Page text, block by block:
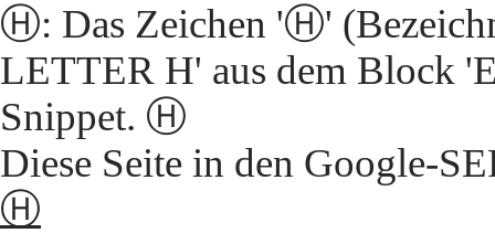
Ⓗ: Das Zeichen 'Ⓗ'
LETTER H' aus dem Block
Snippet. Ⓗ
Diese Seite in den Google-
Ⓗ